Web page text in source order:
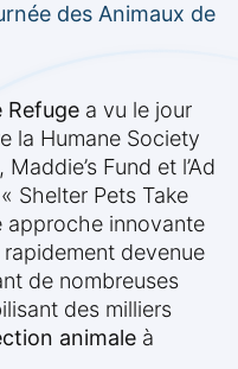
des Animaux de
Refuge a vu le jour
la Humane Society
Fund et l’Ad
Shelter Pets Take
approche innovante
devenue
de nombreuses
des milliers
animale à